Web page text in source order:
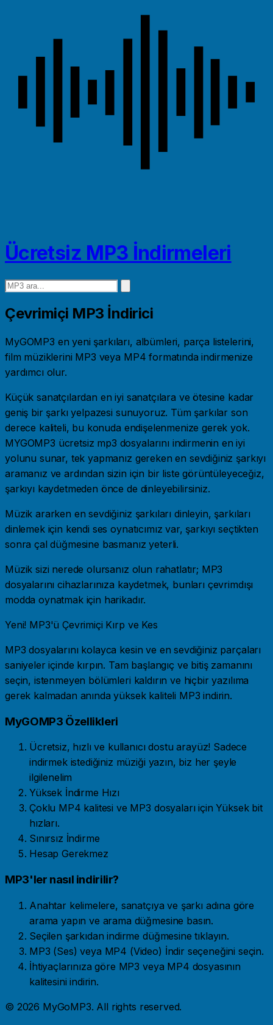
Ücretsiz MP3 İndirmeleri
Çevrimiçi MP3 İndirici
MyGOMP3 en yeni şarkıları, albümleri, parça listelerini,
film müziklerini MP3 veya MP4 formatında indirmenize
yardımcı olur.
Küçük sanatçılardan en iyi sanatçılara ve ötesine kadar
geniş bir şarkı yelpazesi sunuyoruz. Tüm şarkılar son
derece kaliteli, bu konuda endişelenmenize gerek yok.
MYGOMP3 ücretsiz mp3 dosyalarını indirmenin en iyi
yolunu sunar, tek yapmanız gereken en sevdiğiniz şarkıyı
aramanız ve ardından sizin için bir liste görüntüleyeceğiz,
şarkıyı kaydetmeden önce de dinleyebilirsiniz.
Müzik ararken en sevdiğiniz şarkıları dinleyin, şarkıları
dinlemek için kendi ses oynatıcımız var, şarkıyı seçtikten
sonra çal düğmesine basmanız yeterli.
Müzik sizi nerede olursanız olun rahatlatır; MP3
dosyalarını cihazlarınıza kaydetmek, bunları çevrimdışı
modda oynatmak için harikadır.
Yeni! MP3'ü Çevrimiçi Kırp ve Kes
MP3 dosyalarını kolayca kesin ve en sevdiğiniz parçaları
saniyeler içinde kırpın. Tam başlangıç ​​ve bitiş zamanını
seçin, istenmeyen bölümleri kaldırın ve hiçbir yazılıma
gerek kalmadan anında yüksek kaliteli MP3 indirin.
MyGOMP3 Özellikleri
Ücretsiz, hızlı ve kullanıcı dostu arayüz! Sadece
indirmek istediğiniz müziği yazın, biz her şeyle
ilgilenelim
Yüksek İndirme Hızı
Çoklu MP4 kalitesi ve MP3 dosyaları için Yüksek bit
hızları.
Sınırsız İndirme
Hesap Gerekmez
MP3'ler nasıl indirilir?
Anahtar kelimelere, sanatçıya ve şarkı adına göre
arama yapın ve arama düğmesine basın.
Seçilen şarkıdan indirme düğmesine tıklayın.
MP3 (Ses) veya MP4 (Video) İndir seçeneğini seçin.
İhtiyaçlarınıza göre MP3 veya MP4 dosyasının
kalitesini indirin.
© 2026 MyGoMP3. All rights reserved.